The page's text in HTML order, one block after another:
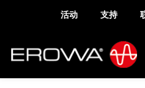
活动 支持